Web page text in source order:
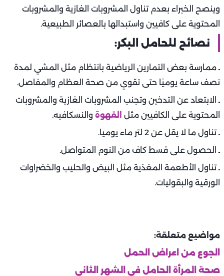
وينصح الخبراء بعدم تناول المشروبات الغازية والمشروبات
المحتوية على كافيين واستبدالها بالعصائر الطبيعية.
نصائح للحامل البكر:
ـ ممارسة بعض التمارين الرياضية بانتظام مثل المشي لمدة
نصف ساعة يوميًا حتى تقوي من صحة العظام والمفاصل.
ـ الابتعاد عن التدخين وتجنب المشروبات الغازية والمشروبات
المحتوية على الكافيين مثل
القهوة والنسكافيه.
ـ تناول ما لا يقل عن 2 لتر ماء يوميًا.
ـ الحصول على قسط كاف من النوم المتواصل.
ـ تناول الأطعمة المغذية مثل البيض والحليب والخضراوات
الورقية والبقوليات.
مواضيع متعلقة:
الجوع من اعراض الحمل
صحة المرأة الحامل فى الشهر الثاني